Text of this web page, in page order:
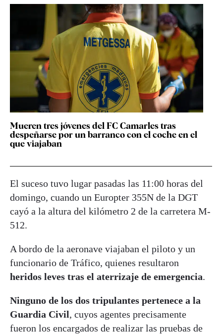
Mueren tres jóvenes del FC Camarles tras
despeñarse por un barranco con el coche en el
que viajaban
El suceso tuvo lugar pasadas las 11:00 horas del
domingo, cuando un Europter 355N de la DGT
cayó a la altura del kilómetro 2 de la carretera M-
512.
A bordo de la aeronave viajaban el piloto y un
funcionario de Tráfico, quienes resultaron
heridos leves tras el aterrizaje de emergencia.
Ninguno de los dos tripulantes pertenece a la
Guardia Civil, cuyos agentes precisamente
fueron los encargados de realizar las pruebas de